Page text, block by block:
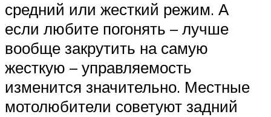
средний или жесткий режим. А
если любите погонять – лучше
вообще закрутить на самую
жесткую – управляемость
изменится значительно. Местные
мотолюбители советуют задний